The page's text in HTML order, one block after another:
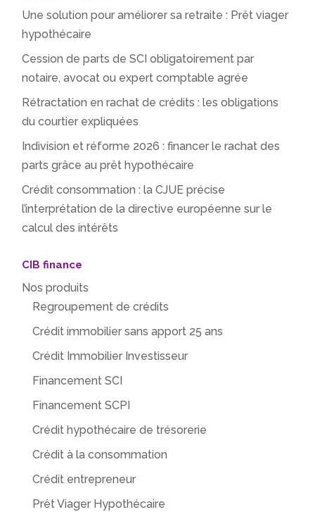
Une solution pour améliorer sa retraite : Prêt viager
hypothécaire
Cession de parts de SCI obligatoirement par
notaire, avocat ou expert comptable agrée
Rétractation en rachat de crédits : les obligations
du courtier expliquées
Indivision et réforme 2026 : financer le rachat des
parts grâce au prêt hypothécaire
Crédit consommation : la CJUE précise
l’interprétation de la directive européenne sur le
calcul des intérêts
CIB finance
Nos produits
Regroupement de crédits
Crédit immobilier sans apport 25 ans
Crédit Immobilier Investisseur
Financement SCI
Financement SCPI
Crédit hypothécaire de trésorerie
Crédit à la consommation
Crédit entrepreneur
Prêt Viager Hypothécaire